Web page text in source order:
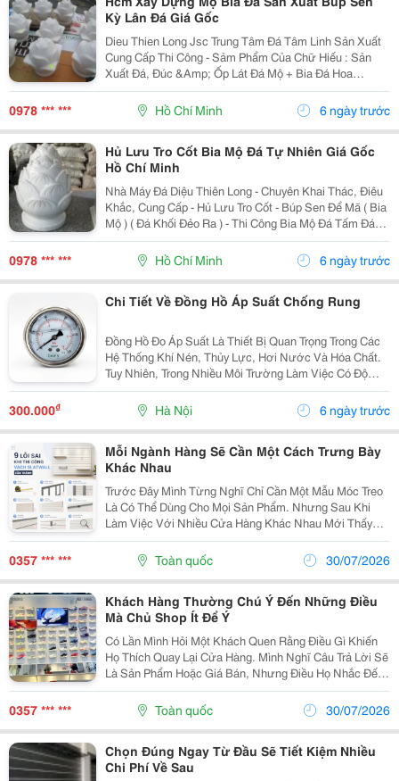
Kỳ Lân Đá Giá Gốc
Dieu Thien Long Jsc Trung Tâm Đá Tâm Linh Sản Xuất
Cung Cấp Thi Công - Sảm Phẩm Của Chữ Hiếu : Sản
Xuất Đá, Đúc &Amp; Ốp Lát Đá Mộ + Bia Đá Hoa
Cương Chuyên Nhận : - Thi Công, Đúc, Ốp Lát, Sửa
Chửa, Đánh Bóng : Mộ + Bia, Bàn Thờ,
0978 *** *** Hồ Chí Minh 6 ngày trước
Hủ Lưu Tro Cốt Bia Mộ Đá Tự Nhiên Giá Gốc
Hồ Chí Minh
Nhà Máy Đá Diệu Thiên Long - Chuyên Khai Thác, Điêu
Khắc, Cung Cấp - Hủ Lưu Tro Cốt - Búp Sen Để Mã ( Bia
Mộ ) ( Đá Khối Đẻo Ra ) - Thi Công Bia Mộ Đá Tấm Đá
Khối - Cùng Một Chất Lượng Giá Tốt Nhất ( Giá Gốc )
Tư Vấn Thiết Kế Miễ
0978 *** *** Hồ Chí Minh 6 ngày trước
Chi Tiết Về Đồng Hồ Áp Suất Chống Rung
Đồng Hồ Đo Áp Suất Là Thiết Bị Quan Trọng Trong Các
Hệ Thống Khí Nén, Thủy Lực, Hơi Nước Và Hóa Chất.
Tuy Nhiên, Trong Nhiều Môi Trường Làm Việc Có Độ
Rung Lớn Hoặc Áp Suất Dao Động Liên Tục, Đồng Hồ
Thông Thường Rất Dễ Bị Rung Kim, Sai Số Hoặc
Giảm...
300.000₫ Hà Nội 6 ngày trước
Mỗi Ngành Hàng Sẽ Cần Một Cách Trưng Bày
Khác Nhau
Trước Đây Mình Từng Nghĩ Chỉ Cần Một Mẫu Móc Treo
Là Có Thể Dùng Cho Mọi Sản Phẩm. Nhưng Sau Khi
Làm Việc Với Nhiều Cửa Hàng Khác Nhau Mới Thấy
Mỗi Ngành Hàng Lại Có Yêu Cầu Riêng. Shop Thời
Trang Cần Sự Linh Hoạt Để Thay Đổi Bộ Sưu Tập Liên
0357 *** *** Toàn quốc 30/07/2026
Khách Hàng Thường Chú Ý Đến Những Điều
Mà Chủ Shop Ít Để Ý
Có Lần Mình Hỏi Một Khách Quen Rằng Điều Gì Khiến
Họ Thích Quay Lại Cửa Hàng. Mình Nghĩ Câu Trả Lời Sẽ
Là Sản Phẩm Hoặc Giá Bán, Nhưng Điều Họ Nhắc Đến
Lại Là Cảm Giác Dễ Tìm Đồ Và Không Gian Luôn Gọn
Gàng. Từ Đó Mình Mới Để Ý Hơn Đến Cách Sắp Xếp...
0357 *** *** Toàn quốc 30/07/2026
Chọn Đúng Ngay Từ Đầu Sẽ Tiết Kiệm Nhiều
Chi Phí Về Sau